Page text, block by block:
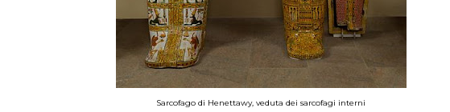
Sarcofago di Henettawy, veduta dei sarcofagi interni